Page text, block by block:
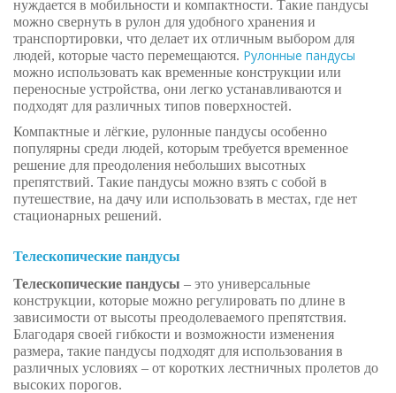
нуждается в мобильности и компактности. Такие пандусы
можно свернуть в рулон для удобного хранения и
транспортировки, что делает их отличным выбором для
людей, которые часто перемещаются. Рулонные пандусы
можно использовать как временные конструкции или
переносные устройства, они легко устанавливаются и
подходят для различных типов поверхностей.
Компактные и лёгкие, рулонные пандусы особенно
популярны среди людей, которым требуется временное
решение для преодоления небольших высотных
препятствий. Такие пандусы можно взять с собой в
путешествие, на дачу или использовать в местах, где нет
стационарных решений.
Телескопические пандусы
Телескопические пандусы – это универсальные
конструкции, которые можно регулировать по длине в
зависимости от высоты преодолеваемого препятствия.
Благодаря своей гибкости и возможности изменения
размера, такие пандусы подходят для использования в
различных условиях – от коротких лестничных пролетов до
высоких порогов.